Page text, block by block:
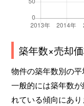
築年数×売却
物件の築年数別の平
一般的には築年数
れている傾向にあ